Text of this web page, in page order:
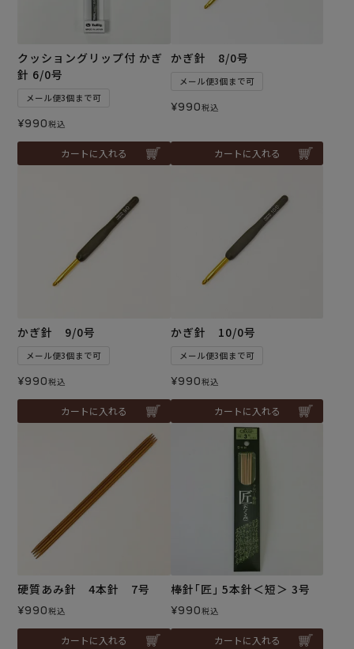
クッショングリップ付 かぎ
針 6/0号
メール便3個まで可
¥990税込
カートに入れる
かぎ針 8/0号
メール便3個まで可
¥990税込
カートに入れる
かぎ針 9/0号
メール便3個まで可
¥990税込
カートに入れる
かぎ針 10/0号
メール便3個まで可
¥990税込
カートに入れる
硬質あみ針 4本針 7号
¥990税込
カートに入れる
棒針｢匠｣ 5本針＜短＞ 3号
¥990税込
カートに入れる